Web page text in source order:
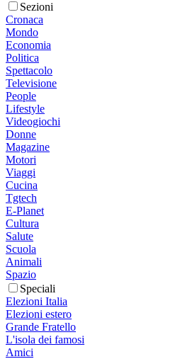
Sezioni
Cronaca
Mondo
Economia
Politica
Spettacolo
Televisione
People
Lifestyle
Videogiochi
Donne
Magazine
Motori
Viaggi
Cucina
Tgtech
E-Planet
Cultura
Salute
Scuola
Animali
Spazio
Speciali
Elezioni Italia
Elezioni estero
Grande Fratello
L'isola dei famosi
Amici